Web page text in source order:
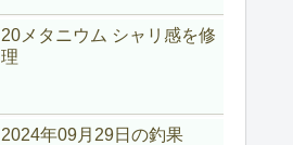
20メタニウム シャリ感を修
理
2024年09月29日の釣果